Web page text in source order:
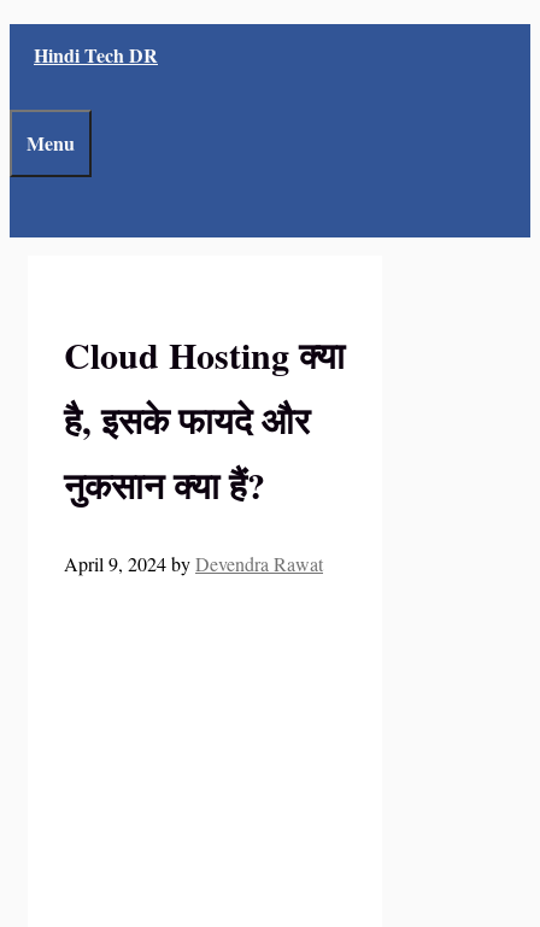
content
Hindi Tech DR
Menu
Cloud Hosting क्या
है, इसके फायदे और
नुकसान क्या हैं?
April 9, 2024byDevendra Rawat